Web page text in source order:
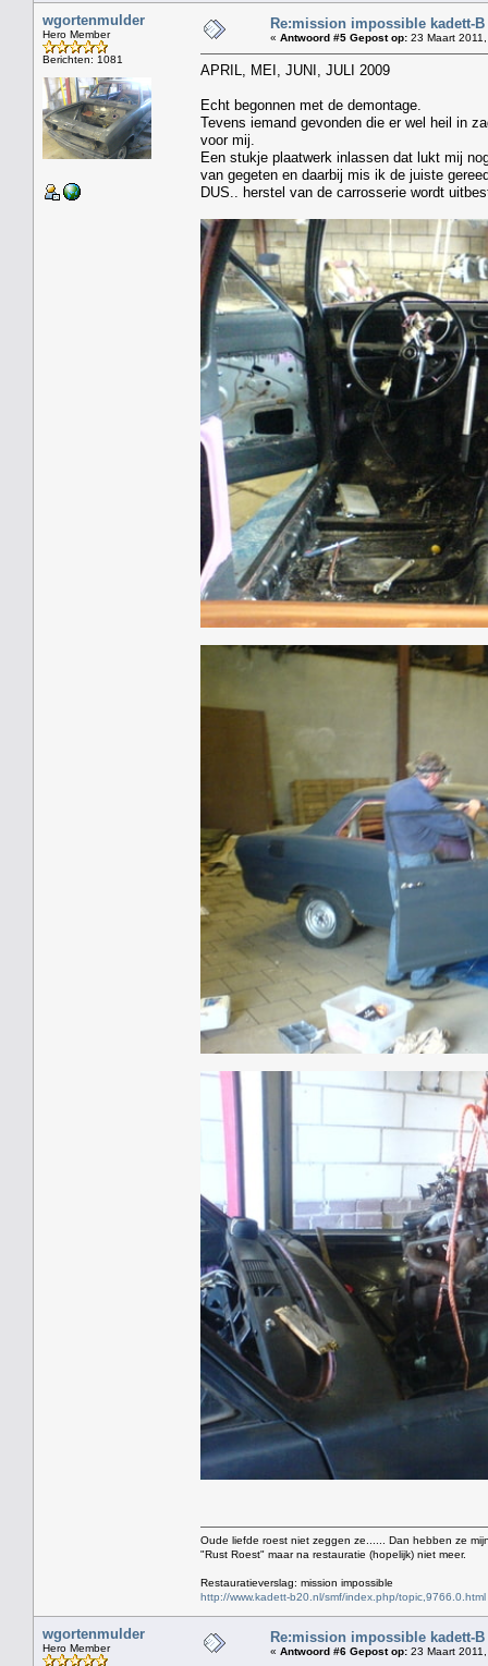
wgortenmulder
Hero Member
Berichten: 1081
Re:mission impossible kadett-B
« Antwoord #5 Gepost op: 23 Maart
APRIL, MEI, JUNI, JULI 2009
Echt begonnen met de demontage.
Tevens iemand gevonden die er wel heil in
voor mij.
Een stukje plaatwerk inlassen dat lukt mij
van gegeten en daarbij mis ik de juiste
DUS.. herstel van de carrosserie wordt
Oude liefde roest niet zeggen ze...... Dan hebben ze
"Rust Roest" maar na restauratie (hopelijk) niet meer.
Restauratieverslag: mission impossible
http://www.kadett-b20.nl/smf/index.php/topic,9766.0.html
wgortenmulder
Hero Member
Re:mission impossible kadett-B
« Antwoord #6 Gepost op: 23 Maart